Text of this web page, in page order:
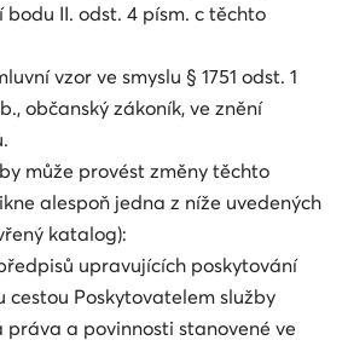
bodu II. odst. 4 písm. c těchto
vzor ve smyslu § 1751 odst. 1
občanský zákoník, ve znění
může provést změny těchto
alespoň jedna z níže uvedených
katalog):
upravujících poskytování
cestou Poskytovatelem služby
a povinnosti stanovené ve